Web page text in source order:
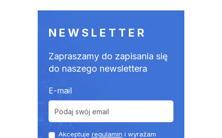
NEWSLETTER
Zapraszamy do zapisania się
do naszego newslettera
E-mail
Akceptuje regulamin i wyrażam